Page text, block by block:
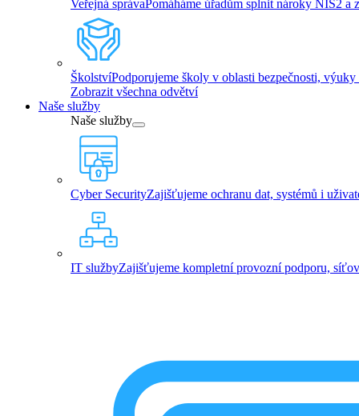
Veřejná správaPomáháme úřadům splnit nároky NIS2 a
ŠkolstvíPodporujeme školy v oblasti bezpečnosti,
Zobrazit všechna odvětví
Naše služby
Naše služby
Cyber SecurityZajišťujeme ochranu dat, systémů i
IT službyZajišťujeme kompletní provozní podporu,